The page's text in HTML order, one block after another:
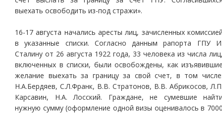
выехать освободить из-под стражи».
16-17 августа начались аресты лиц, зачисленных
в указанные списки. Согласно данным рапорта ГПУ
Сталину от 26 августа 1922 года, 33 человека из числа
включенных в списки, были освобождены, как
желание выехать за границу за свой счет, в том
Н.А.Бердяев, С.Л.Франк, В.В. Стратонов, В.В. Абрикосов,
Карсавин, Н.А. Лосский. Граждане, не сумевшие
нужную сумму (оформление одной визы оценивалось в